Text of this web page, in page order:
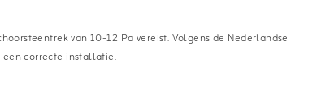
van 10-12 Pa vereist. Volgens de Nederlandse
een correcte installatie.